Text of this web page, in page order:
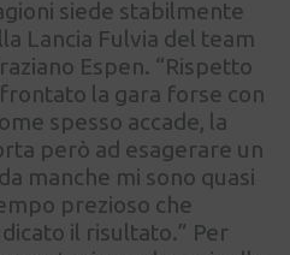
siede stabilmente
Lancia Fulvia del team
Espen. “Rispetto
la gara forse con
spesso accade, la
però ad esagerare un
manche mi sono quasi
prezioso che
il risultato.” Per